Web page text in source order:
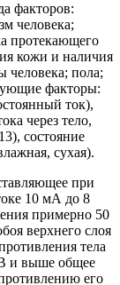
факторов:
человека;
протекающего
кожи и наличия
человека; пола;
факторы:
ток),
через тело,
состояние
сухая).
при
10 мА до 8
примерно 50
верхнего слоя
тела
В и выше общее
его